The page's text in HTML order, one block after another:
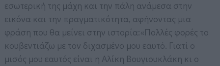
εσωτερική της μάχη και την πάλη ανάμεσα στην
εικόνα και την πραγματικότητα, αφήνοντας μια
φράση που θα μείνει στην ιστορία:«Πολλές φορές το
κουβεντιάζω με τον διχασμένο μου εαυτό. Γιατί ο
μισός μου εαυτός είναι η Αλίκη Βουγιουκλάκη κι ο